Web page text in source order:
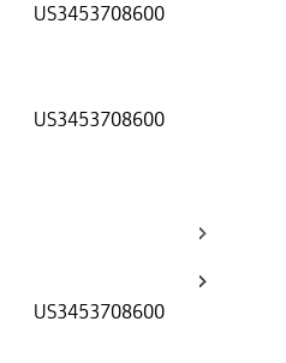
US3453708600
US3453708600
US3453708600